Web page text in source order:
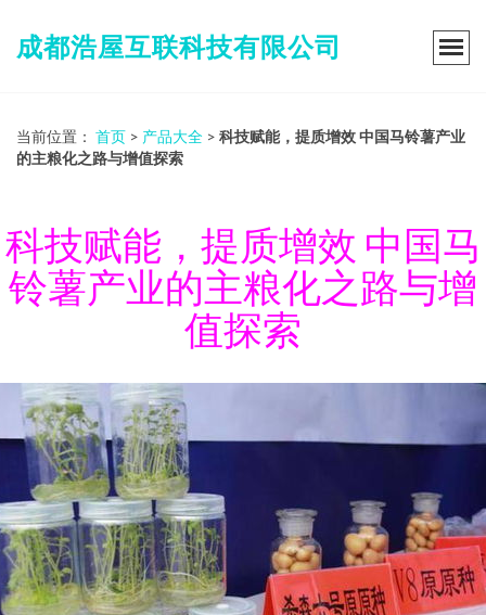
成都浩屋互联科技有限公司
当前位置： 首页 > 产品大全 > 科技赋能，提质增效 中国马铃薯产业
的主粮化之路与增值探索
科技赋能，提质增效 中国马
铃薯产业的主粮化之路与增
值探索